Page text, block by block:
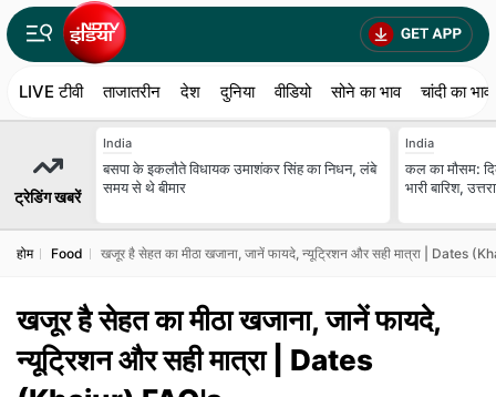
LIVE टीवी ताजातरीन देश दुनिया वीडियो सोने का भाव चांदी का भाव
ट्रेडिंग खबरें
India
बसपा के इकलौते विधायक उमाशंकर सिंह का निधन, लंबे
समय से थे बीमार
India
कल का मौसम:
भारी बारिश,
होम Food खजूर है सेहत का मीठा खजाना, जानें फायदे, न्यूट्रिशन और सही मात्रा | Dates
खजूर है सेहत का मीठा खजाना, जानें फायदे,
न्यूट्रिशन और सही मात्रा | Dates